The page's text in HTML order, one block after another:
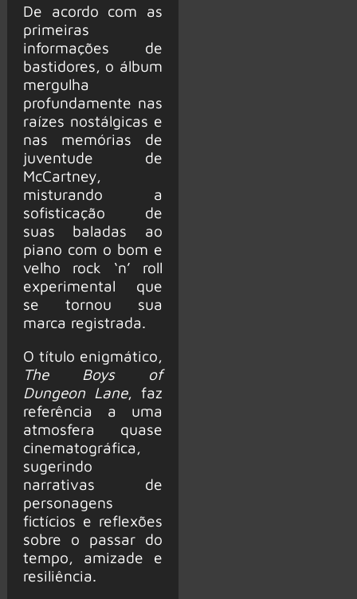
De acordo com as
primeiras
informações de
bastidores, o álbum
mergulha
profundamente nas
raízes nostálgicas e
nas memórias de
juventude de
McCartney,
misturando a
sofisticação de
suas baladas ao
piano com o bom e
velho rock ‘n’ roll
experimental que
se tornou sua
marca registrada.
O título enigmático,
The Boys of
Dungeon Lane, faz
referência a uma
atmosfera quase
cinematográfica,
sugerindo
narrativas de
personagens
fictícios e reflexões
sobre o passar do
tempo, amizade e
resiliência.